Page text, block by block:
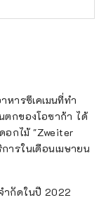
หารซึเคเมนที่ทำ
ตกของโอซาก้า ได้
อกไม้ "Zweiter
ารในเดือนเมษายน
ำกัดในปี 2022